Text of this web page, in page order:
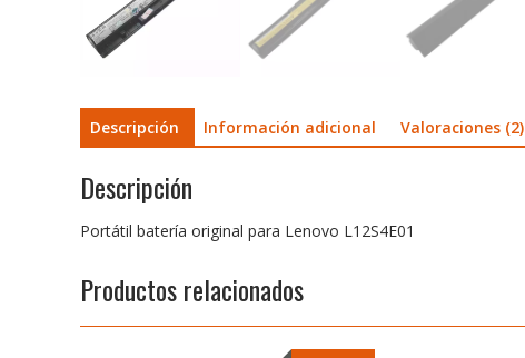
Descripción Información adicional Valoraciones (2)
Descripción
Portátil batería original para Lenovo L12S4E01
Productos relacionados